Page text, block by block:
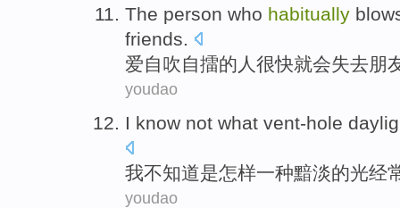
The person who habitually
friends.
爱自吹自擂的 人 很快就会失去朋
youdao
I know not what vent-hole
我不知道是怎样一种黯淡的光经
youdao